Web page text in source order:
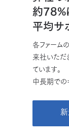
約78%
平均サ
各ファーム
来社いただ
ています。
中長期での